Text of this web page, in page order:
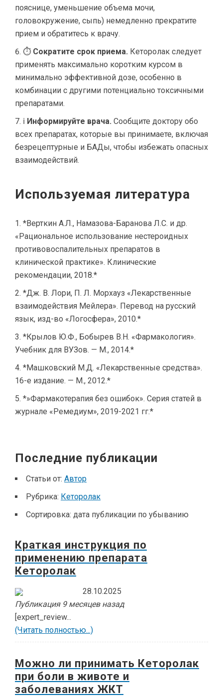
пояснице, уменьшение объема мочи,
головокружение, сыпь) немедленно прекратите
прием и обратитесь к врачу.
⏱ Сократите срок приема. Кеторолак следует
применять максимально коротким курсом в
минимально эффективной дозе, особенно в
комбинации с другими потенциально токсичными
препаратами.
ℹ Информируйте врача. Сообщите доктору обо
всех препаратах, которые вы принимаете, включая
безрецептурные и БАДы, чтобы избежать опасных
взаимодействий.
Используемая литература
*Верткин А.Л., Намазова-Баранова Л.С. и др.
«Рациональное использование нестероидных
противовоспалительных препаратов в
клинической практике». Клинические
рекомендации, 2018.*
*Дж. В. Лори, П. Л. Морхауз «Лекарственные
взаимодействия Мейлера». Перевод на русский
язык, изд-во «Логосфера», 2010.*
*Крылов Ю.Ф., Бобырев В.Н. «Фармакология».
Учебник для ВУЗов. — М., 2014.*
*Машковский М.Д. «Лекарственные средства».
16-е издание. — М., 2012.*
*»Фармакотерапия без ошибок». Серия статей в
журнале «Ремедиум», 2019-2021 гг.*
Последние публикации
Статьи от: Автор
Рубрика: Кеторолак
Сортировка: дата публикации по убыванию
Краткая инструкция по
применению препарата
Кеторолак
28.10.2025
Публикация 9 месяцев назад
[expert_review...
(Читать полностью...)
Можно ли принимать Кеторолак
при боли в животе и
заболеваниях ЖКТ